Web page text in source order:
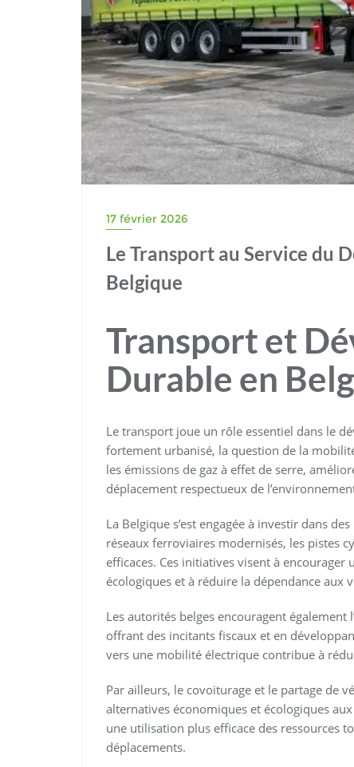
17 février 2026
Le Transport au Service du
Belgique
Transport et
Durable en
Le transport joue un rôle essentiel dans le
fortement urbanisé, la question de la
les émissions de gaz à effet de serre,
déplacement respectueux de
La Belgique s’est engagée à investir dans
réseaux ferroviaires modernisés, les pistes
efficaces. Ces initiatives visent à
écologiques et à réduire la dépendance aux
Les autorités belges encouragent
offrant des incitants fiscaux et en
vers une mobilité électrique contribue à
Par ailleurs, le covoiturage et le partage de
alternatives économiques et écologiques
une utilisation plus efficace des ressources
déplacements.